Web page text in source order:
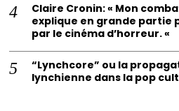
Claire Cronin: « Mon
explique en grande partie
par le cinéma d’horreur. «
“Lynchcore” ou la
lynchienne dans la pop